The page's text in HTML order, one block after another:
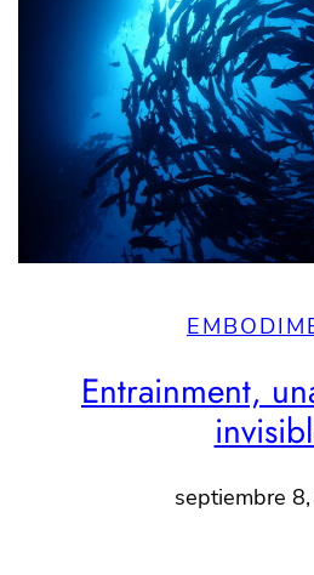
Entrainment,
septiembre